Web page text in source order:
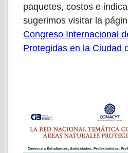
paquetes, costos e
sugerimos visitar la
Congreso Internacional
Protegidas en la Ciudad